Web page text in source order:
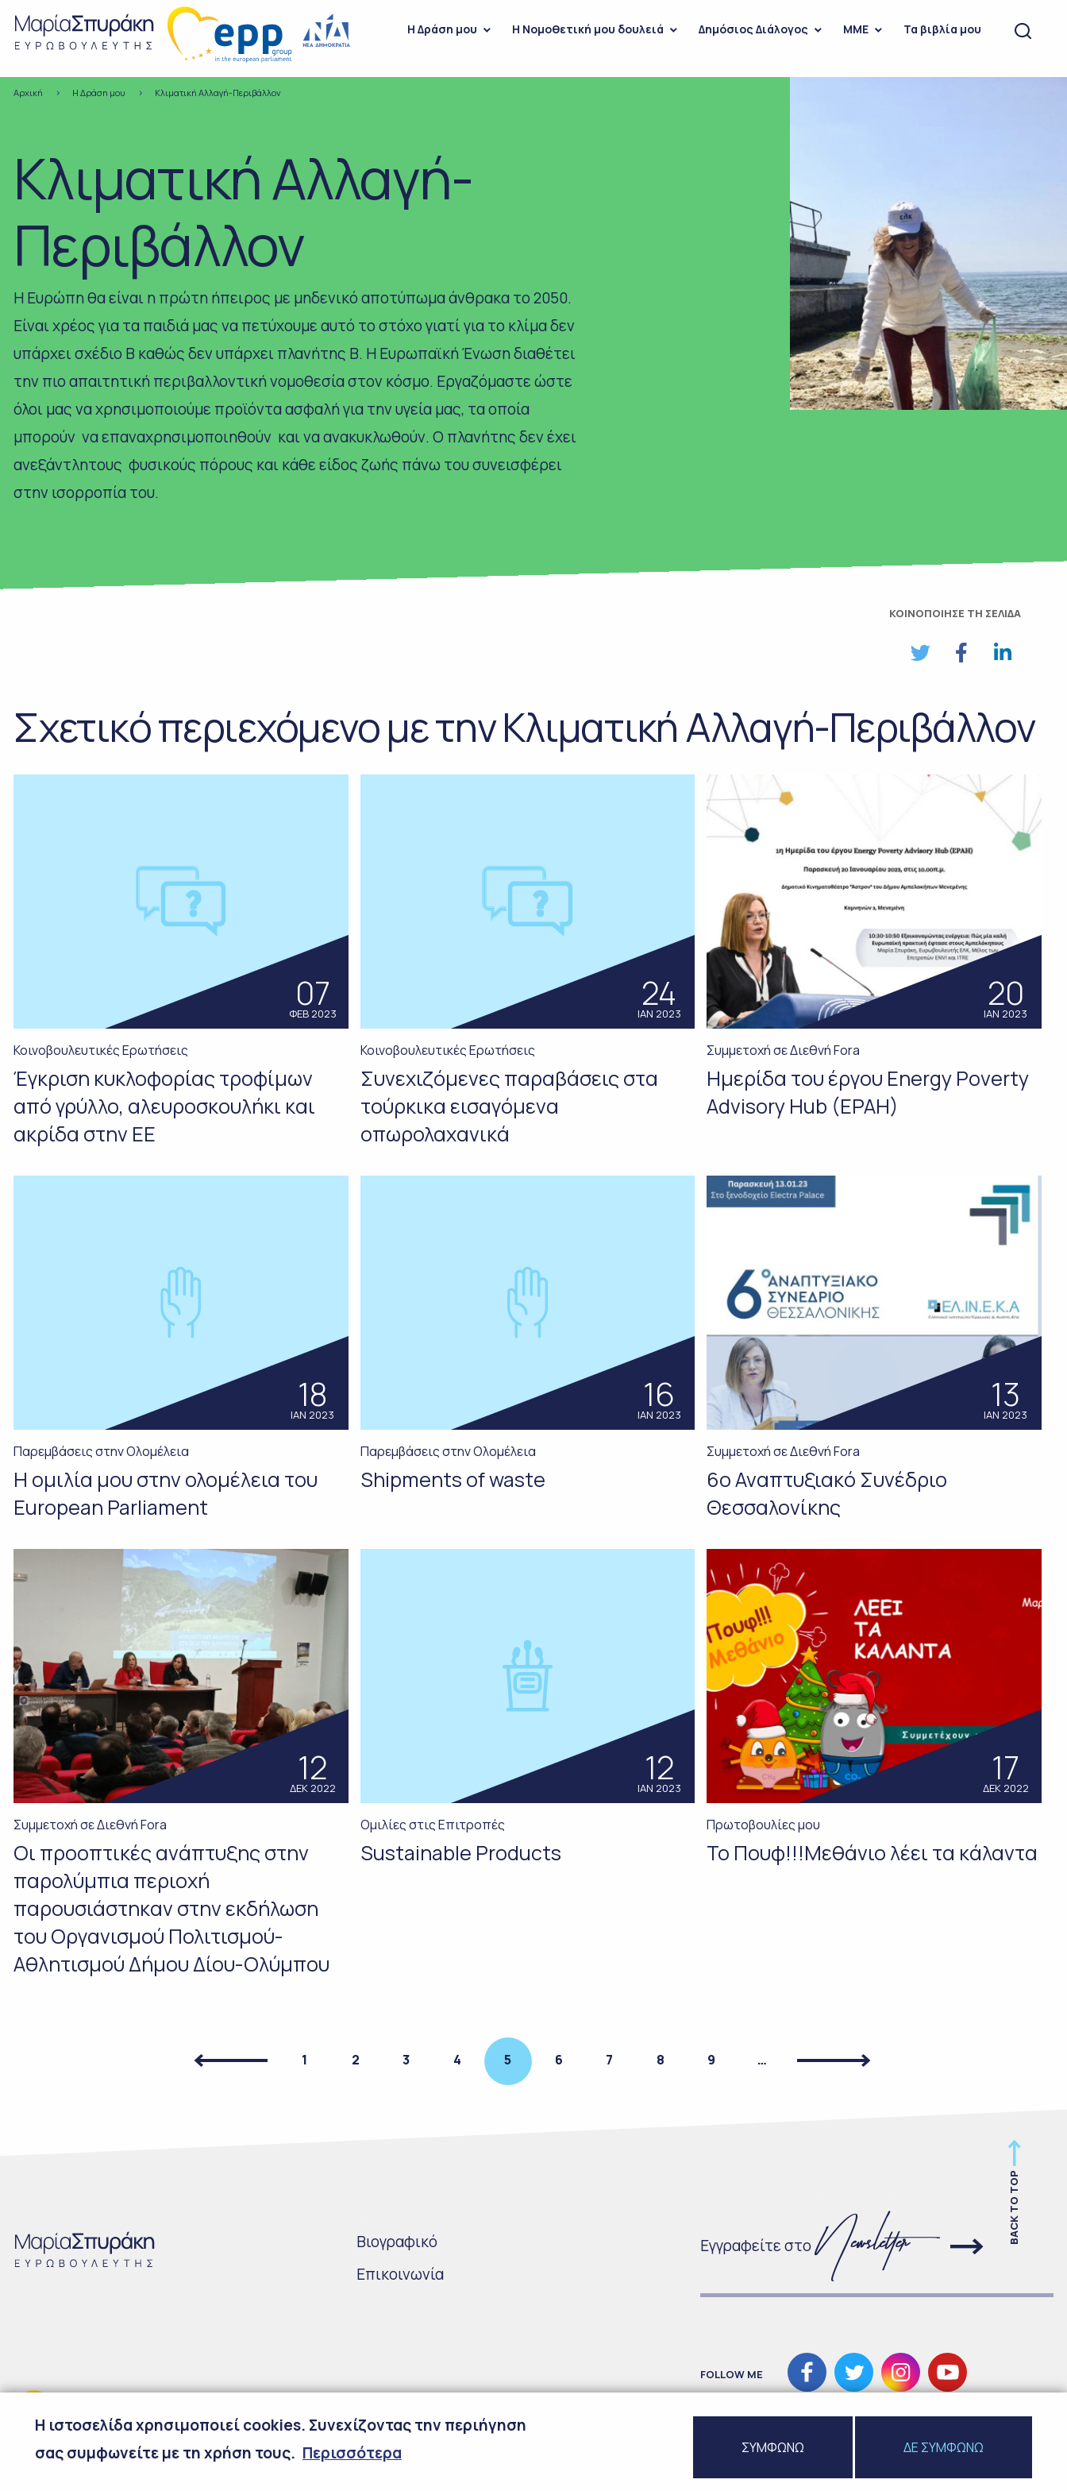
H Δράση μου Η Νομοθετική μου δουλειά Δημόσιος Διάλογος ΜΜΕ Τα βιβλία μου
Αρχική H Δράση μου Κλιματική Αλλαγή-Περιβάλλον
Κλιματική Αλλαγή-
Περιβάλλον
Η Ευρώπη θα είναι η πρώτη ήπειρος με μηδενικό αποτύπωμα άνθρακα το 2050.
Είναι χρέος για τα παιδιά μας να πετύχουμε αυτό το στόχο γιατί για το κλίμα δεν
υπάρχει σχέδιο Β καθώς δεν υπάρχει πλανήτης Β. Η Eυρωπαϊκή Ένωση διαθέτει
την πιο απαιτητική περιβαλλοντική νομοθεσία στον κόσμο. Εργαζόμαστε ώστε
όλοι μας να χρησιμοποιούμε προϊόντα ασφαλή για την υγεία μας, τα οποία
μπορούν να επαναχρησιμοποιηθούν και να ανακυκλωθούν. Ο πλανήτης δεν έχει
ανεξάντλητους φυσικούς πόρους και κάθε είδος ζωής πάνω του συνεισφέρει
στην ισορροπία του.
ΚΟΙΝΟΠΟΙΗΣΕ ΤΗ ΣΕΛΙΔΑ
Σχετικό περιεχόμενο με την Κλιματική Αλλαγή-Περιβάλλον
07
ΦΕΒ 2023
Κοινοβουλευτικές Ερωτήσεις
Έγκριση κυκλοφορίας τροφίμων
από γρύλλο, αλευροσκουλήκι και
ακρίδα στην ΕΕ
24
ΙΑΝ 2023
Κοινοβουλευτικές Ερωτήσεις
Συνεχιζόμενες παραβάσεις στα
τούρκικα εισαγόμενα
οπωρολαχανικά
20
ΙΑΝ 2023
Συμμετοχή σε Διεθνή Fora
Ημερίδα του έργου Energy Poverty
Advisory Hub (EPAH)
18
ΙΑΝ 2023
Παρεμβάσεις στην Ολομέλεια
Η ομιλία μου στην ολομέλεια του
European Parliament
16
ΙΑΝ 2023
Παρεμβάσεις στην Ολομέλεια
Shipments of waste
13
ΙΑΝ 2023
Συμμετοχή σε Διεθνή Fora
6ο Αναπτυξιακό Συνέδριο
Θεσσαλονίκης
12
ΔΕΚ 2022
Συμμετοχή σε Διεθνή Fora
Οι προοπτικές ανάπτυξης στην
παρολύμπια περιοχή
παρουσιάστηκαν στην εκδήλωση
του Οργανισμού Πολιτισμού-
Αθλητισμού Δήμου Δίου-Ολύμπου
12
ΙΑΝ 2023
Ομιλίες στις Επιτροπές
Sustainable Products
17
ΔΕΚ 2022
Πρωτοβουλίες μου
To Πουφ!!!Μεθάνιο λέει τα κάλαντα
1 2 3 4 5 6 7 8 9 …
BACK TO TOP
Bιογραφικό
Επικοινωνία
Εγγραφείτε στο
FOLLOW ME
H ιστοσελίδα χρησιμοποιεί cookies. Συνεχίζοντας την περιήγηση
σας συμφωνείτε με τη χρήση τους. Περισσότερα ΣΥΜΦΩΝΩ ΔΕ ΣΥΜΦΩΝΩ